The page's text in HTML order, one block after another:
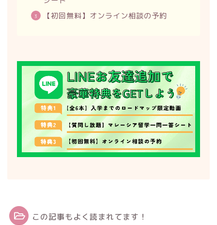
【初回無料】オンライン相談の予約
この記事もよく読まれてます！